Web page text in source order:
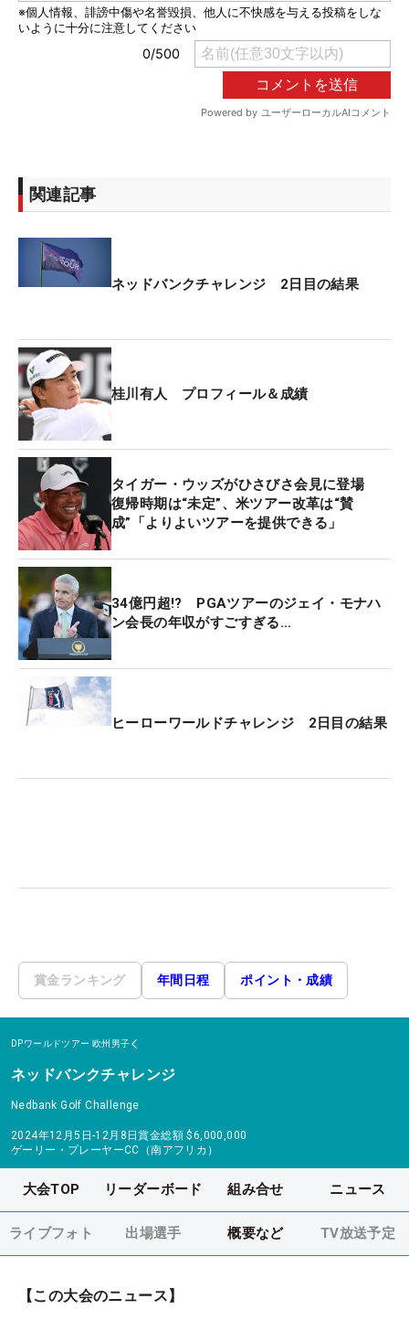
関連記事
ネッドバンクチャレンジ 2日目の結果
桂川有人 プロフィール＆成績
タイガー・ウッズがひさびさ会見に登場
復帰時期は“未定”、米ツアー改革は“賛
成”「よりよいツアーを提供できる」
34億円超!? PGAツアーのジェイ・モナハ
ン会長の年収がすごすぎる…
ヒーローワールドチャレンジ 2日目の結果
賞金ランキング 年間日程 ポイント・成績
DPワールドツアー 欧州男子
ネッドバンクチャレンジ
Nedbank Golf Challenge
2024年12月5日-12月8日賞金総額 $6,000,000
ゲーリー・プレーヤーCC（南アフリカ）
大会TOP リーダーボード 組み合せ ニュース
ライブフォト 出場選手 概要など TV放送予定
【この大会のニュース】